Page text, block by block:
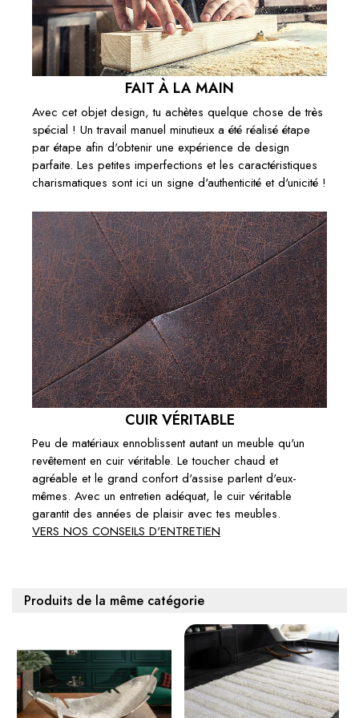
FAIT À LA MAIN
Avec cet objet design, tu achètes quelque chose de très
spécial ! Un travail manuel minutieux a été réalisé étape
par étape afin d'obtenir une expérience de design
parfaite. Les petites imperfections et les caractéristiques
charismatiques sont ici un signe d'authenticité et d'unicité !
CUIR VÉRITABLE
Peu de matériaux ennoblissent autant un meuble qu'un
revêtement en cuir véritable. Le toucher chaud et
agréable et le grand confort d'assise parlent d'eux-
mêmes. Avec un entretien adéquat, le cuir véritable
garantit des années de plaisir avec tes meubles.
VERS NOS CONSEILS D'ENTRETIEN
Produits de la même catégorie